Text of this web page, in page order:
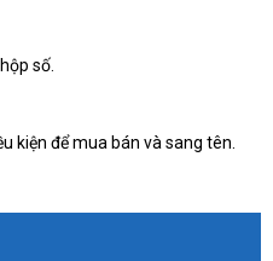
số.
kiện để mua bán và sang tên.